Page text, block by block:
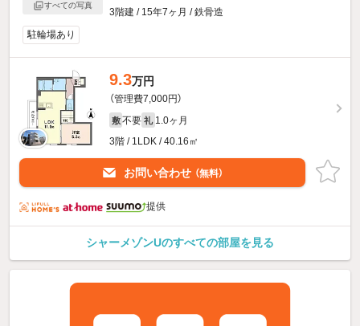
すべての写真
3階建 / 15年7ヶ月 / 鉄骨造
駐輪場あり
9.3万円
（管理費7,000円）
敷 不要 礼 1.0ヶ月
3階 / 1LDK / 40.16㎡
お問い合わせ （無料）
提供
シャーメゾンUのすべての部屋を見る